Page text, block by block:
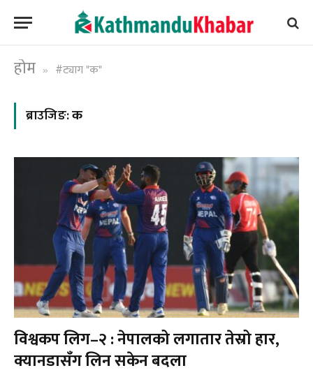
होम » #ट्याग "क"
ब्राउजिङ:क
विश्वकप लिग–२ : नेपालको लगातार तेस्रो हार,
क्यानडासँग लिन सकेन बदला